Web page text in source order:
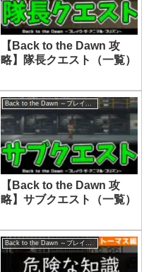
【Back to the Dawn 攻
略】隊長クエスト（一覧）
【Back to the Dawn 攻
略】サブクエスト（一覧）